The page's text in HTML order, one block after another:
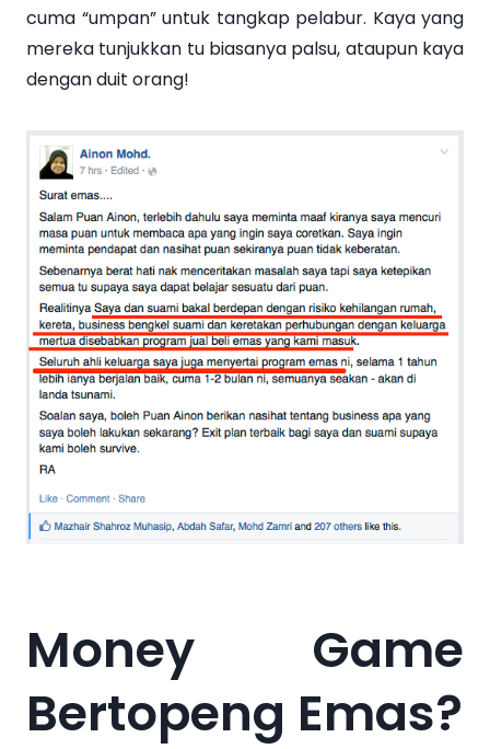
cuma “umpan” untuk tangkap pelabur. Kaya yang
mereka tunjukkan tu biasanya palsu, ataupun kaya
dengan duit orang!
Money Game
Bertopeng Emas?